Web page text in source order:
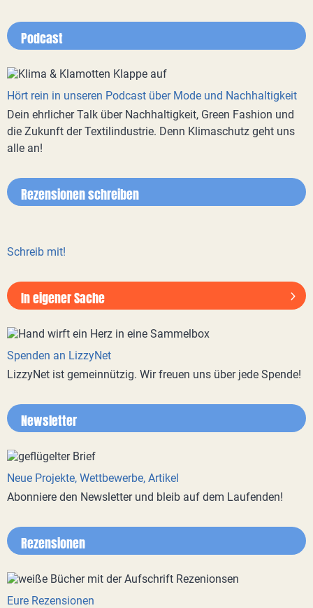
Podcast
Hört rein in unseren Podcast über Mode und Nachhaltigkeit
Dein ehrlicher Talk über Nachhaltigkeit, Green Fashion und
die Zukunft der Textilindustrie. Denn Klimaschutz geht uns
alle an!
Rezensionen schreiben
Schreib mit!
In eigener Sache
Spenden an LizzyNet
LizzyNet ist gemeinnützig. Wir freuen uns über jede Spende!
Newsletter
Neue Projekte, Wettbewerbe, Artikel
Abonniere den Newsletter und bleib auf dem Laufenden!
Rezensionen
Eure Rezensionen